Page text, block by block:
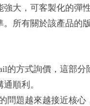
大，可客製化的彈
。所有關於該產品的
的方式詢價，這部
通順利。
問題越來越接近核心